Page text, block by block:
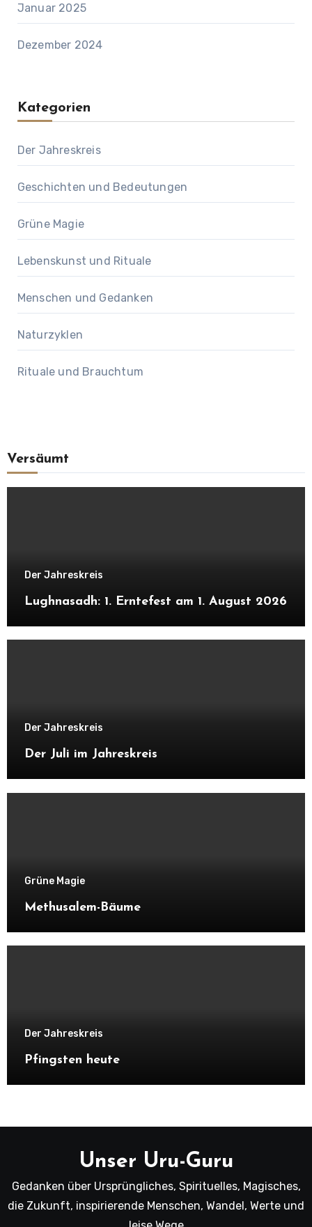
Januar 2025
Dezember 2024
Kategorien
Der Jahreskreis
Geschichten und Bedeutungen
Grüne Magie
Lebenskunst und Rituale
Menschen und Gedanken
Naturzyklen
Rituale und Brauchtum
Versäumt
Der Jahreskreis
Lughnasadh: 1. Erntefest am 1. August 2026
Der Jahreskreis
Der Juli im Jahreskreis
Grüne Magie
Methusalem-Bäume
Der Jahreskreis
Pfingsten heute
Unser Uru-Guru
Gedanken über Ursprüngliches, Spirituelles, Magisches,
die Zukunft, inspirierende Menschen, Wandel, Werte und